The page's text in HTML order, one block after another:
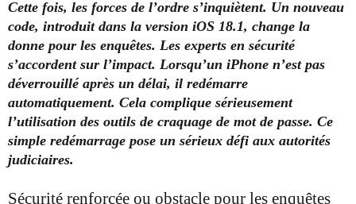
Cette fois, les forces de l’ordre s’inquiètent. Un nouveau
code, introduit dans la version iOS 18.1, change la
donne pour les enquêtes. Les experts en sécurité
s’accordent sur l’impact. Lorsqu’un iPhone n’est pas
déverrouillé après un délai, il redémarre
automatiquement. Cela complique sérieusement
l’utilisation des outils de craquage de mot de passe. Ce
simple redémarrage pose un sérieux défi aux autorités
judiciaires.
Sécurité renforcée ou obstacle pour les enquêtes